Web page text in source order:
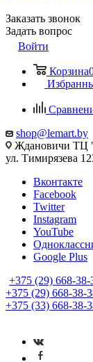
Заказать звонок
Задать вопрос
Войти
Корзина
shop@lemart.by
Ждановичи ТЦ
ул. Тимирязева
Вконтакте
Facebook
Twitter
Instagram
YouTube
Google Plus
+375 (29) 668-38-
+375 (29) 668-38-
+375 (33) 668-38-